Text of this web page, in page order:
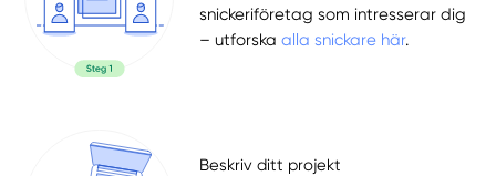
snickeriföretag som intresserar dig
– utforskaalla snickare här.
Beskriv ditt projekt